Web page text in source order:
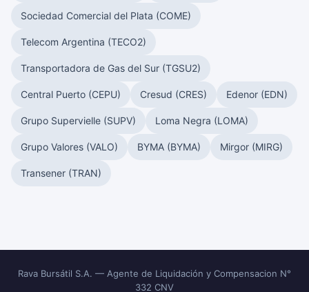
Sociedad Comercial del Plata (COME)
Telecom Argentina (TECO2)
Transportadora de Gas del Sur (TGSU2)
Central Puerto (CEPU) Cresud (CRES) Edenor (EDN)
Grupo Supervielle (SUPV) Loma Negra (LOMA)
Grupo Valores (VALO) BYMA (BYMA) Mirgor (MIRG)
Transener (TRAN)
Rava Bursátil S.A. — Agente de Liquidación y Compensacion N°
332 CNV